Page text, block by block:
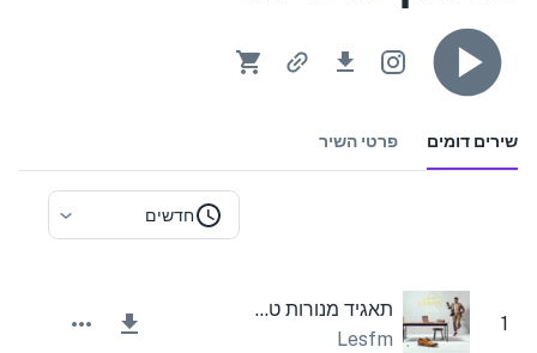
שירים דומים פרטי השיר
חדשים
1
תאגיד מנורות טכנולוגיה
Lesfm